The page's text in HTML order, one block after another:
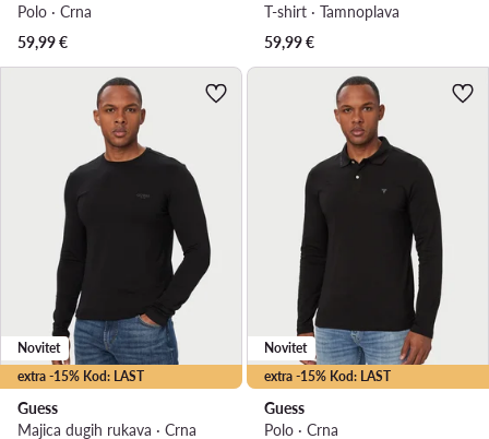
Polo · Crna
59,99€
T-shirt · Tamnoplava
59,99€
extra -15% Kod: LAST
Novitet
Guess
Majica dugih rukava · Crna
extra -15% Kod: LAST
Novitet
Guess
Polo · Crna